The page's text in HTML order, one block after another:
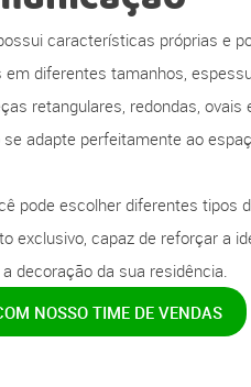
características próprias e
em diferentes tamanhos,
retangulares, redondas,
adapte perfeitamente ao
pode escolher diferentes tipos
exclusivo, capaz de reforçar a
decoração da sua residência.
NOSSO TIME DE VENDAS